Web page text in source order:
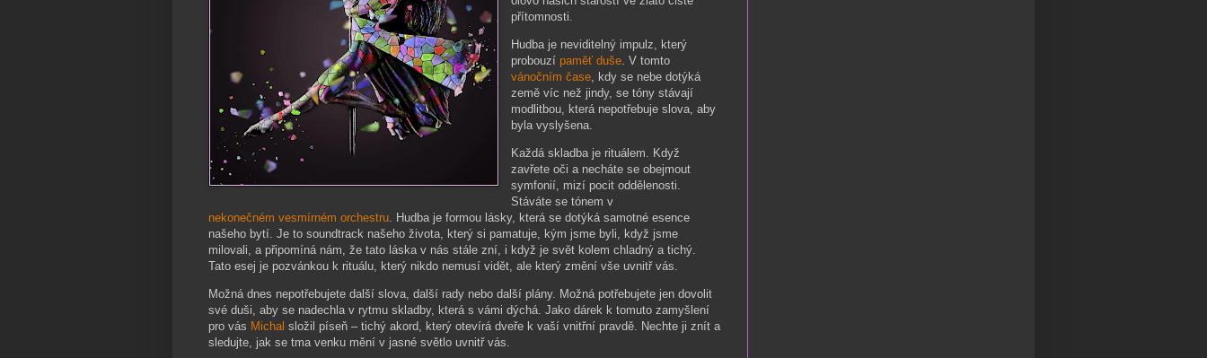
přítomnosti.
Hudba je neviditelný impulz, který
probouzípaměť duše . V tomto
vánočním čase , kdy se nebe dotýká
země víc než jindy, se tóny stávají
modlitbou, která nepotřebuje slova, aby
byla vyslyšena.
Každá skladba je rituálem. Když
zavřete oči a necháte se obejmout
symfonií, mizí pocit oddělenosti.
Stáváte se tónem v
nekonečném vesmírném orchestru. Hudba je formou lásky, která se dotýká samotné esence
našeho bytí. Je to soundtrack našeho života, který si pamatuje, kým jsme byli, když jsme
milovali, a připomíná nám, že tato láska v nás stále zní, i když je svět kolem chladný a tichý.
Tato esej je pozvánkou k rituálu, který nikdo nemusí vidět, ale který změní vše uvnitř vás.
Možná dnes nepotřebujete další slova, další rady nebo další plány. Možná potřebujete jen dovolit
své duši, aby se nadechla v rytmu skladby, která s vámi dýchá. Jako dárek k tomuto zamyšlení
pro vás Michal složil píseň – tichý akord, který otevírá dveře k vaší vnitřní pravdě. Nechte ji znít a
sledujte, jak se tma venku mění v jasné světlo uvnitř vás.